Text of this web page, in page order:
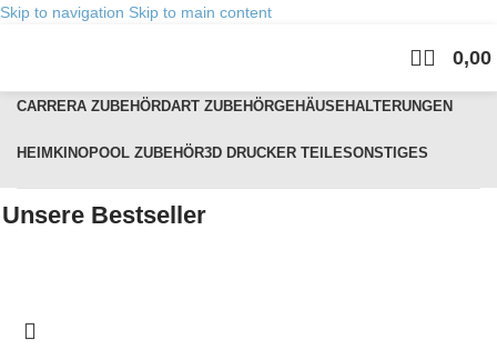
Skip to navigation Skip to main content
0,00
CARRERA ZUBEHÖRDART ZUBEHÖRGEHÄUSEHALTERUNGEN
HEIMKINOPOOL ZUBEHÖR3D DRUCKER TEILESONSTIGES
Unsere Bestseller